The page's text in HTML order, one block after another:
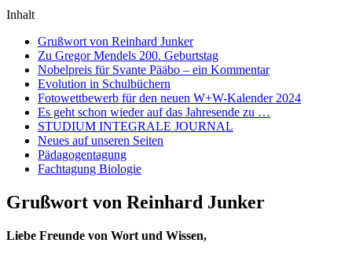
Inhalt
Grußwort von Reinhard Junker
Zu Gregor Mendels 200. Geburtstag
Nobelpreis für Svante Pääbo – ein Kommentar
Evolution in Schulbüchern
Fotowettbewerb für den neuen W+W-Kalender 2024
Es geht schon wieder auf das Jahresende zu …
STUDIUM INTEGRALE JOURNAL
Neues auf unseren Seiten
Pädagogentagung
Fachtagung Biologie
Grußwort von Reinhard Junker
Liebe Freunde von Wort und Wissen,